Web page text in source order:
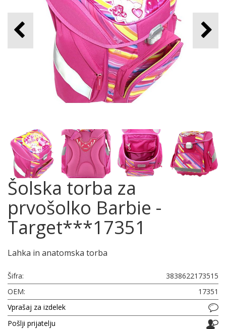
Šolska torba za
prvošolko Barbie -
Target***17351
Lahka in anatomska torba
Šifra:
3838622173515
OEM:
17351
Vprašaj za izdelek
Pošlji prijatelju